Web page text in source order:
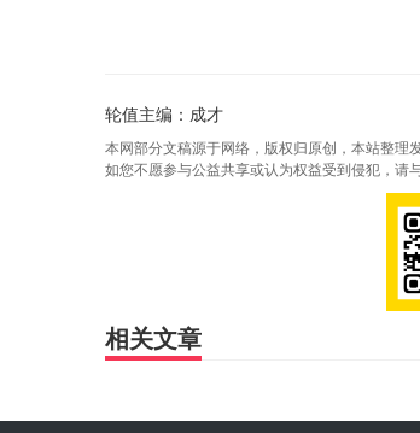
轮值主编：成才
本网部分文稿源于网络，版权归原创，本站整理
如您不愿参与公益共享或认为权益受到侵犯，请
相关文章